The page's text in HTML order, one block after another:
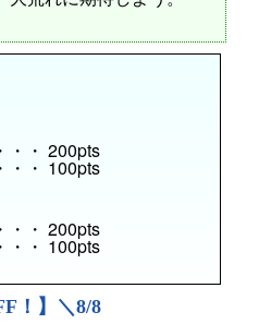
・・ 200pts
・・ 100pts
・・ 200pts
・・ 100pts